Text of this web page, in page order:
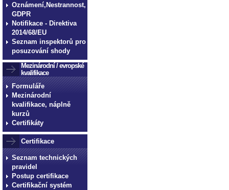
Oznámení,Nestrannost,
GDPR
Notifikace - Direktiva
2014/68/EU
Seznam inspektorů pro
posuzování shody
Mezinárodní / evropské
kvalifikace
Formuláře
Mezinárodní
kvalifikace, náplně
kurzů
Certifikáty
Certifikace
Seznam technických
pravidel
Postup certifikace
Certifikační systém